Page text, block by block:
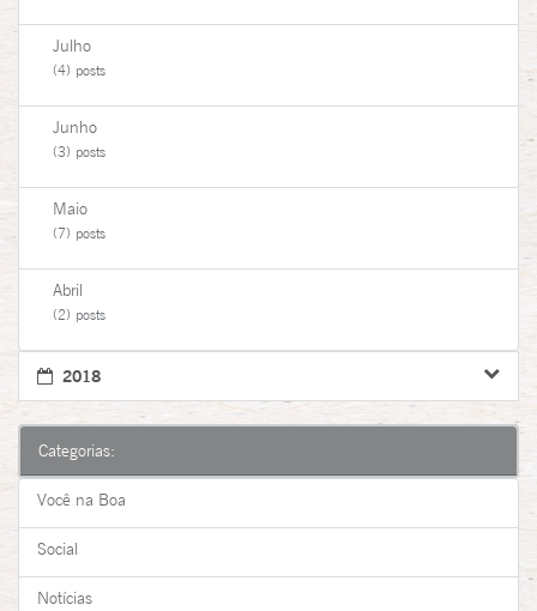
Julho
(4) posts
Junho
(3) posts
Maio
(7) posts
Abril
(2) posts
2018
Categorias:
Você na Boa
Social
Notícias